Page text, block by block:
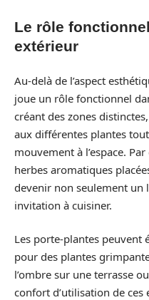
Le rôle
extérieur
Au-delà de l’aspect
joue un rôle fonctionnel
créant des zones
aux différentes plantes
mouvement à l’espace.
herbes aromatiques
devenir non seulement un
invitation à cuisiner.
Les porte-plantes peuvent
pour des plantes
l’ombre sur une terrasse
confort d’utilisation de ces